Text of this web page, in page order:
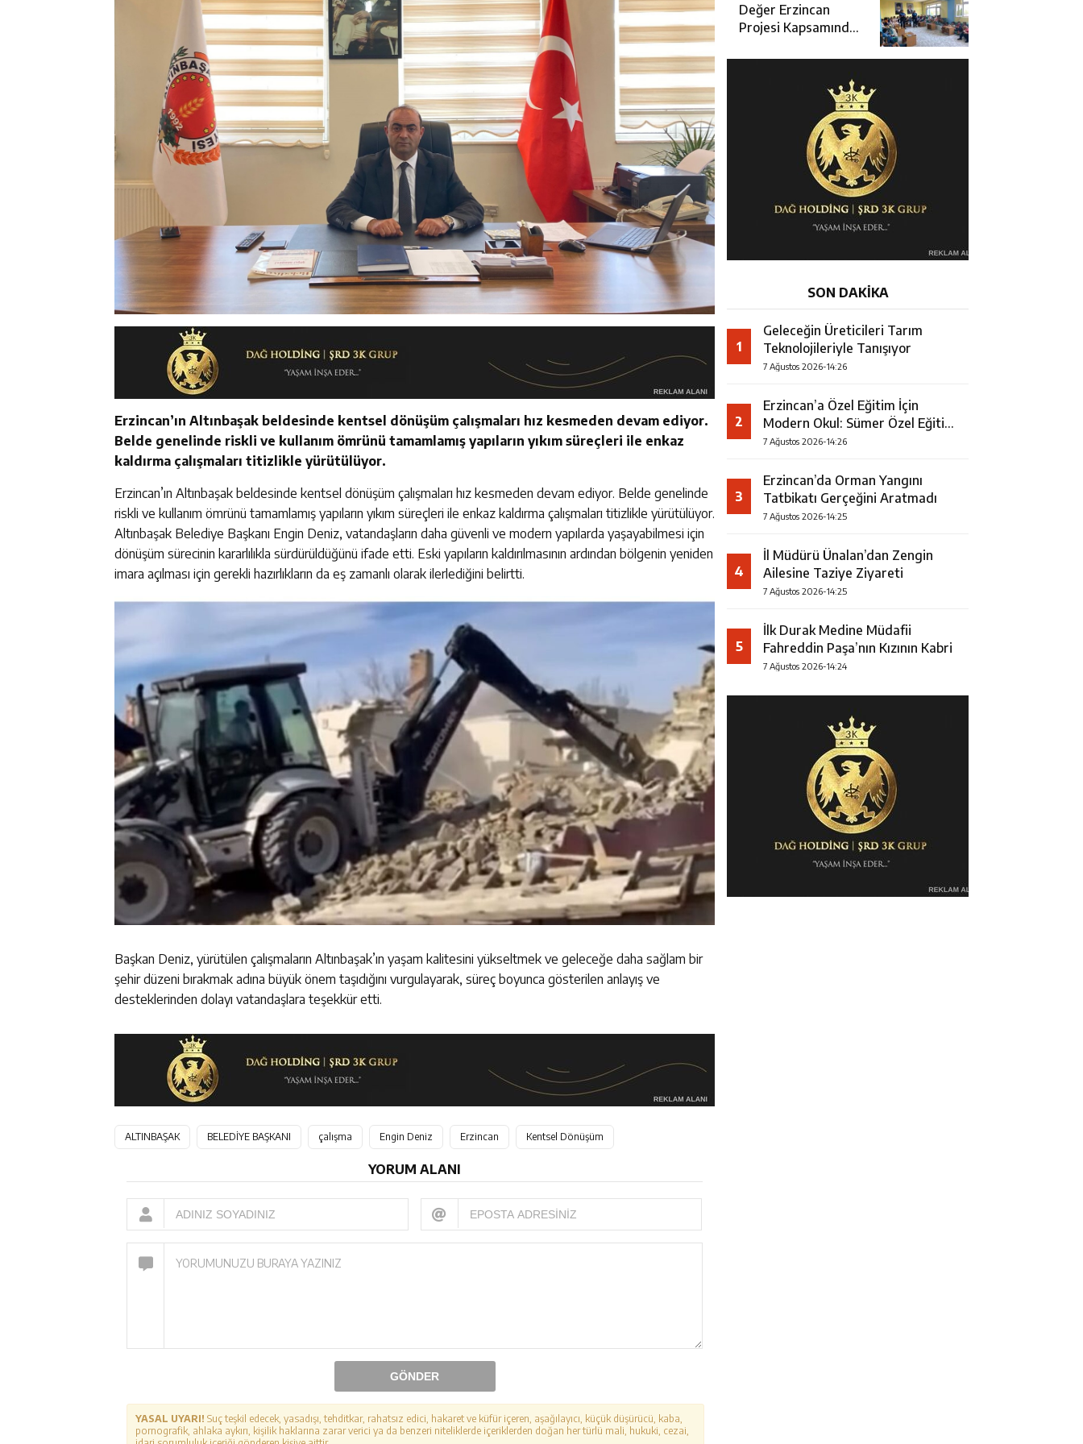
Erzincan’ın Altınbaşak beldesinde kentsel dönüşüm çalışmaları hız kesmeden devam ediyor.
Belde genelinde riskli ve kullanım ömrünü tamamlamış yapıların yıkım süreçleri ile enkaz
kaldırma çalışmaları titizlikle yürütülüyor.
Erzincan’ın Altınbaşak beldesinde kentsel dönüşüm çalışmaları hız kesmeden devam ediyor. Belde genelinde
riskli ve kullanım ömrünü tamamlamış yapıların yıkım süreçleri ile enkaz kaldırma çalışmaları titizlikle yürütülüyor.
Altınbaşak Belediye Başkanı Engin Deniz, vatandaşların daha güvenli ve modern yapılarda yaşayabilmesi için
dönüşüm sürecinin kararlılıkla sürdürüldüğünü ifade etti. Eski yapıların kaldırılmasının ardından bölgenin yeniden
imara açılması için gerekli hazırlıkların da eş zamanlı olarak ilerlediğini belirtti.
Başkan Deniz, yürütülen çalışmaların Altınbaşak’ın yaşam kalitesini yükseltmek ve geleceğe daha sağlam bir
şehir düzeni bırakmak adına büyük önem taşıdığını vurgulayarak, süreç boyunca gösterilen anlayış ve
desteklerinden dolayı vatandaşlara teşekkür etti.
ALTINBAŞAK BELEDİYE BAŞKANI çalışma Engin Deniz Erzincan Kentsel Dönüşüm
YORUM ALANI
GÖNDER
YASAL UYARI! Suç teşkil edecek, yasadışı, tehditkar, rahatsız edici, hakaret ve küfür içeren, aşağılayıcı, küçük düşürücü, kaba,
pornografik, ahlaka aykırı, kişilik haklarına zarar verici ya da benzeri niteliklerde içeriklerden doğan her türlü mali, hukuki, cezai,
Toplantısı
Değer Erzincan
Projesi Kapsamında
Eğitimi
SON DAKİKA
1
Geleceğin Üreticileri Tarım
Teknolojileriyle Tanışıyor
7 Ağustos 2026-14:26
2
Erzincan’a Özel Eğitim İçin
Modern Okul: Sümer Özel Eğitim
Meslek Okulu Protokolü
7 Ağustos 2026-14:26
3
Erzincan’da Orman Yangını
Tatbikatı Gerçeğini Aratmadı
7 Ağustos 2026-14:25
4
İl Müdürü Ünalan’dan Zengin
Ailesine Taziye Ziyareti
7 Ağustos 2026-14:25
5
İlk Durak Medine Müdafii
Fahreddin Paşa’nın Kızının Kabri
7 Ağustos 2026-14:24